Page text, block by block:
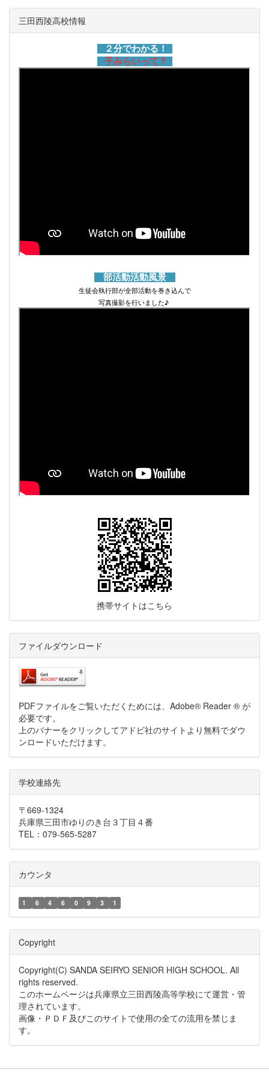
三田西陵高校情報
２分でわかる！
子みらいって？
部活動活動風景
生徒会執行部が全部活動を巻き込んで
写真撮影を行いました♪
携帯サイトはこちら
ファイルダウンロード
PDFファイルをご覧いただくためには、Adobe® Reader ® が
必要です。
上のバナーをクリックしてアドビ社のサイトより無料でダウ
ンロードいただけます。
学校連絡先
〒669-1324
兵庫県三田市ゆりのき台３丁目４番
TEL：079-565-5287
カウンタ
1 6 4 6 0 9 3 1
Copyright
Copyright(C) SANDA SEIRYO SENIOR HIGH SCHOOL. All
rights reserved.
このホームページは兵庫県立三田西陵高等学校にて運営・管
理されています。
画像・ＰＤＦ及びこのサイトで使用の全ての流用を禁じま
す。